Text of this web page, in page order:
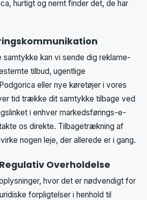
hurtigt og nemt finder det, de har
samtykke kan vi sende dig reklame-
tilbud, ugentlige
eller nye køretøjer i vores
tid trække dit samtykke tilbage ved
i enhver markedsførings-e-
os direkte. Tilbagetrækning af
nogen leje, der allerede er i gang.
Overholdelse
hvor det er nødvendigt for
forpligtelser i henhold til